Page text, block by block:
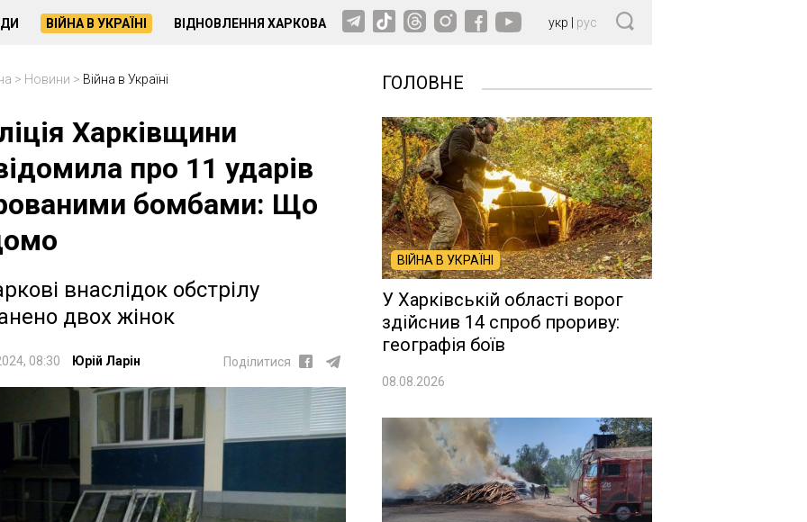
ВІЙНА В УКРАЇНІ ВІДНОВЛЕННЯ ХАРКОВА укр рус
> Новини > Війна в Україні
Харківщини
про 11 ударів
бомбами: Що
внаслідок обстрілу
двох жінок
08:30 Юрій Ларін Поділитися
ГОЛОВНЕ
ВІЙНА В УКРАЇНІ
У Харківській області ворог
здійснив 14 спроб прориву:
географія боїв
08.08.2026